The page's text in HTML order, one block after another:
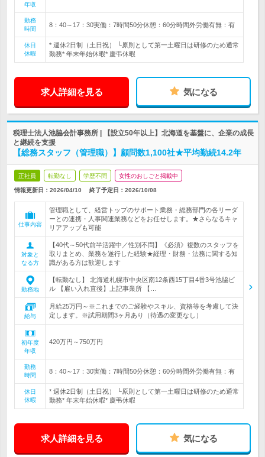
年収
勤務
時間
8：40～17：30実働：7時間50分休憩：60分時間外労働有無：有
休日
休暇
* 週休2日制（土日祝） └原則として第一土曜日は研修のため通常
勤務* 年末年始休暇* 慶弔休暇
求人詳細を見る 気になる
税理士法人池脇会計事務所 | 【設立50年以上】北海道を基盤に、企業の成長
と継続を支援
【総務スタッフ（管理職）】顧問数1,100社★平均勤続14.2年
正社員 転勤なし 学歴不問 女性のおしごと掲載中
情報更新日：2026/04/10 終了予定日： 2026/10/08
仕事内容
管理職として、経営トップのサポート業務・総務部門の各リーダ
ーとの連携・人事関連業務などをお任せします。★さらなるキャ
リアアップも可能
対象と
なる方
【40代～50代前半活躍中／性別不問】《必須》複数のスタッフを
取りまとめ、業務を遂行した経験★経理・財務・法務に関する知
識がある方は歓迎します
勤務地
【転勤なし】 北海道札幌市中央区南12条西15丁目4番3号池脇ビ
ル 【雇い入れ直後】上記事業所 【…
給与
月給25万円～※これまでのご経験やスキル、資格等を考慮して決
定します。※試用期間3ヶ月あり（待遇の変更なし）
初年度
年収
420万円～750万円
勤務
時間
8：40～17：30実働：7時間50分休憩：60分時間外労働有無：有
休日
休暇
* 週休2日制（土日祝） └原則として第一土曜日は研修のため通常
勤務* 年末年始休暇* 慶弔休暇
求人詳細を見る 気になる